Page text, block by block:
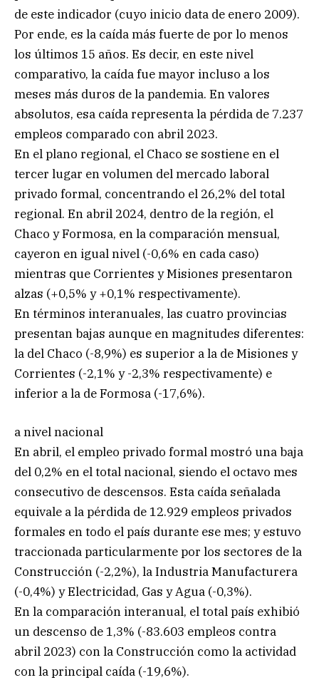
de este indicador (cuyo inicio data de enero 2009).
Por ende, es la caída más fuerte de por lo menos
los últimos 15 años. Es decir, en este nivel
comparativo, la caída fue mayor incluso a los
meses más duros de la pandemia. En valores
absolutos, esa caída representa la pérdida de 7.237
empleos comparado con abril 2023.
En el plano regional, el Chaco se sostiene en el
tercer lugar en volumen del mercado laboral
privado formal, concentrando el 26,2% del total
regional. En abril 2024, dentro de la región, el
Chaco y Formosa, en la comparación mensual,
cayeron en igual nivel (-0,6% en cada caso)
mientras que Corrientes y Misiones presentaron
alzas (+0,5% y +0,1% respectivamente).
En términos interanuales, las cuatro provincias
presentan bajas aunque en magnitudes diferentes:
la del Chaco (-8,9%) es superior a la de Misiones y
Corrientes (-2,1% y -2,3% respectivamente) e
inferior a la de Formosa (-17,6%).
a nivel nacional
En abril, el empleo privado formal mostró una baja
del 0,2% en el total nacional, siendo el octavo mes
consecutivo de descensos. Esta caída señalada
equivale a la pérdida de 12.929 empleos privados
formales en todo el país durante ese mes; y estuvo
traccionada particularmente por los sectores de la
Construcción (-2,2%), la Industria Manufacturera
(-0,4%) y Electricidad, Gas y Agua (-0,3%).
En la comparación interanual, el total país exhibió
un descenso de 1,3% (-83.603 empleos contra
abril 2023) con la Construcción como la actividad
con la principal caída (-19,6%).